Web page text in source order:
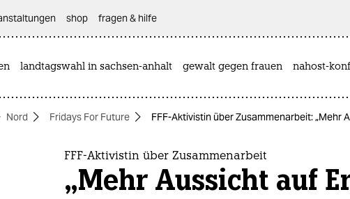
shop fragen & hilfe
landtagswahl in sachsen-anhalt gewalt gegen frauen nahost-
Nord Fridays For Future FFF-Aktivistin über Zusammenarbeit: „Mehr
FFF-Aktivistin über Zusammenarbeit
„Mehr Aussicht auf